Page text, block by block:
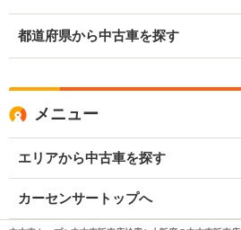
都道府県から中古車を探す
メニュー
エリアから中古車を探す
カーセンサートップへ